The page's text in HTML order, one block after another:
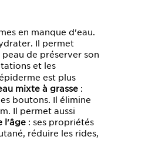
en manque d'eau.
Il permet
de préserver son
et les
est plus
mixte à grasse :
boutons. Il élimine
Il permet aussi
l'âge : ses propriétés
réduire les rides,